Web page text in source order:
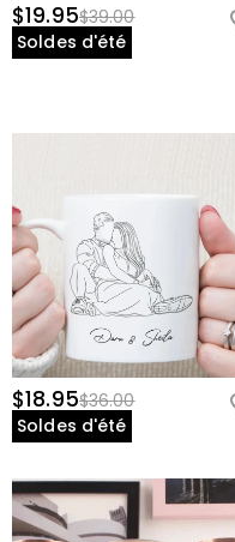
$19.95$39.00
Soldes d'été
$18.95$36.00
Soldes d'été